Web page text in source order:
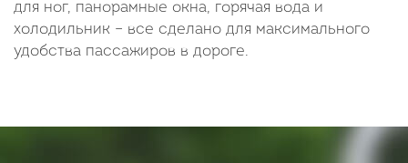
для ног, панорамные окна, горячая вода и
холодильник – все сделано для максимального
удобства пассажиров в дороге.